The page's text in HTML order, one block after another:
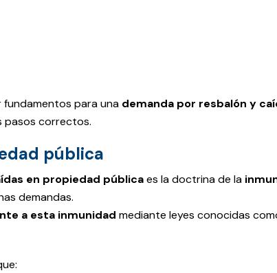
para una demanda por resbalón y
pasos correctos.
pública
en propiedad públicaes la doctrina de la
demandas.
a esta inmunidad mediante leyes conocidas